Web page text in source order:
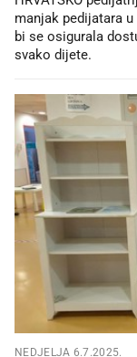
manjak pedijatara
bi se osigurala
svako dijete.
NEDJELJA 6.7.2025.